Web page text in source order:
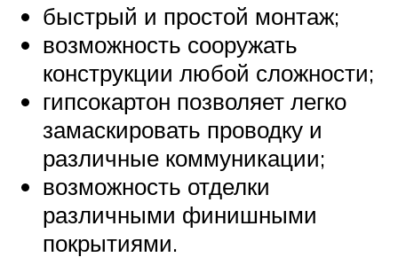
быстрый и простой монтаж;
возможность сооружать
конструкции любой сложности;
гипсокартон позволяет легко
замаскировать проводку и
различные коммуникации;
возможность отделки
различными финишными
покрытиями.